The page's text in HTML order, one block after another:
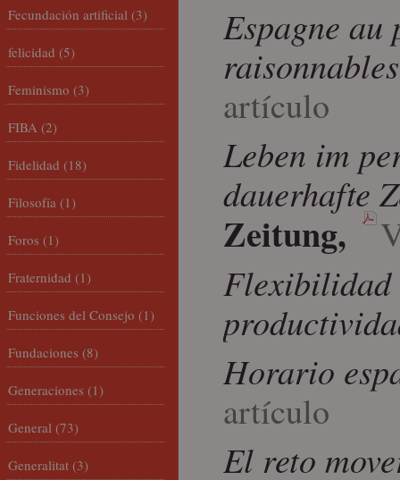
Espagne au
raisonnables
artículo
Leben im
dauerhafte
Zeitung,
Flexibilidad
Horario
artículo
El reto
Fecundación artificial (3)
felicidad (5)
Feminismo (3)
FIBA (2)
Fidelidad (18)
Filosofía (1)
Foros (1)
Fraternidad (1)
Funciones del Consejo (1)
Fundaciones (8)
Generaciones (1)
General (73)
Generalitat (3)